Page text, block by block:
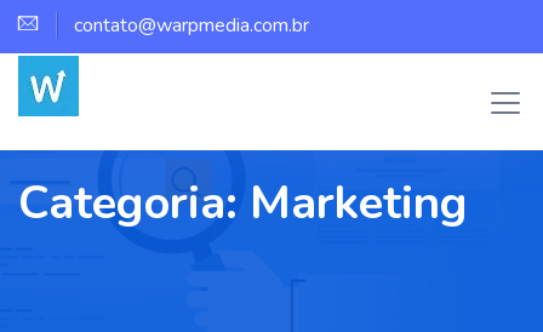
contato@warpmedia.com.br
Categoria: Marketing